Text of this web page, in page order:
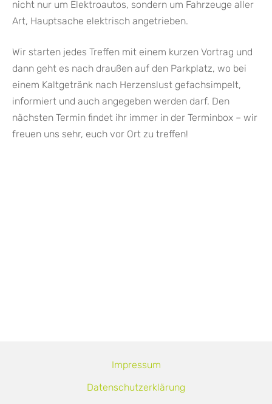
nicht nur um Elektroautos, sondern um Fahrzeuge aller
Art, Hauptsache elektrisch angetrieben.
Wir starten jedes Treffen mit einem kurzen Vortrag und
dann geht es nach draußen auf den Parkplatz, wo bei
einem Kaltgetränk nach Herzenslust gefachsimpelt,
informiert und auch angegeben werden darf. Den
nächsten Termin findet ihr immer in der Terminbox – wir
freuen uns sehr, euch vor Ort zu treffen!
Impressum
Datenschutzerklärung